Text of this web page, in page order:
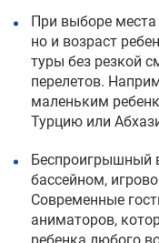
При выборе места
но и возраст
туры без резкой
перелетов.
маленьким
Турцию или
Беспроигрышный
бассейном,
Современные
аниматоров,